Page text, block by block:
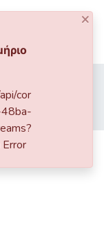
για
×
cor